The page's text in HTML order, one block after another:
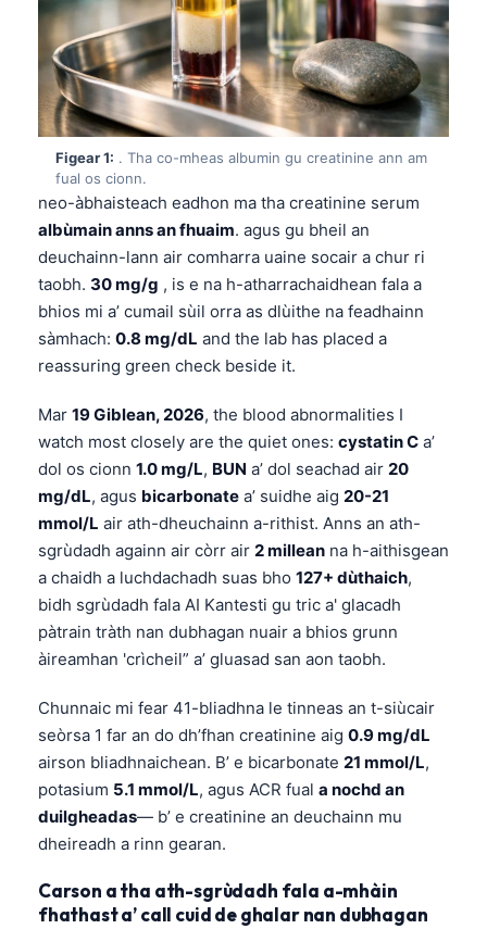
Figear 1: . Tha co-mheas albumin gu creatinine ann am
fual os cionn.
neo-àbhaisteach eadhon ma tha creatinine serum
albùmain anns an fhuaim. agus gu bheil an
deuchainn-lann air comharra uaine socair a chur ri
taobh. 30 mg/g , is e na h-atharrachaidhean fala a
bhios mi a’ cumail sùil orra as dlùithe na feadhainn
sàmhach: 0.8 mg/dL and the lab has placed a
reassuring green check beside it.
Mar 19 Giblean, 2026, the blood abnormalities I
watch most closely are the quiet ones: cystatin C a’
dol os cionn 1.0 mg/L, BUN a’ dol seachad air 20
mg/dL, agus bicarbonate a’ suidhe aig 20-21
mmol/L air ath-dheuchainn a-rithist. Anns an ath-
sgrùdadh againn air còrr air 2 millean na h-aithisgean
a chaidh a luchdachadh suas bho 127+ dùthaich,
bidh sgrùdadh fala AI Kantesti gu tric a' glacadh
pàtrain tràth nan dubhagan nuair a bhios grunn
àireamhan 'crìcheil” a’ gluasad san aon taobh.
Chunnaic mi fear 41-bliadhna le tinneas an t-siùcair
seòrsa 1 far an do dh’fhan creatinine aig 0.9 mg/dL
airson bliadhnaichean. B’ e bicarbonate 21 mmol/L,
potasium 5.1 mmol/L, agus ACR fual a nochd an
duilgheadas— b’ e creatinine an deuchainn mu
dheireadh a rinn gearan.
Carson a tha ath-sgrùdadh fala a-mhàin
fhathast a’ call cuid de ghalar nan dubhagan